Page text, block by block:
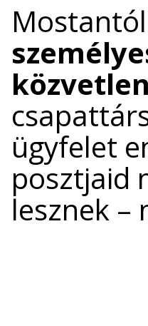
ügyfelet
posztjaid
lesznek